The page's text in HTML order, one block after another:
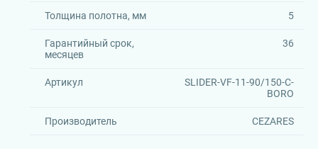
Толщина полотна, мм 5
Гарантийный срок,
месяцев
36
Артикул
SLIDER-VF-11-90/150-C-
BORO
Производитель CEZARES